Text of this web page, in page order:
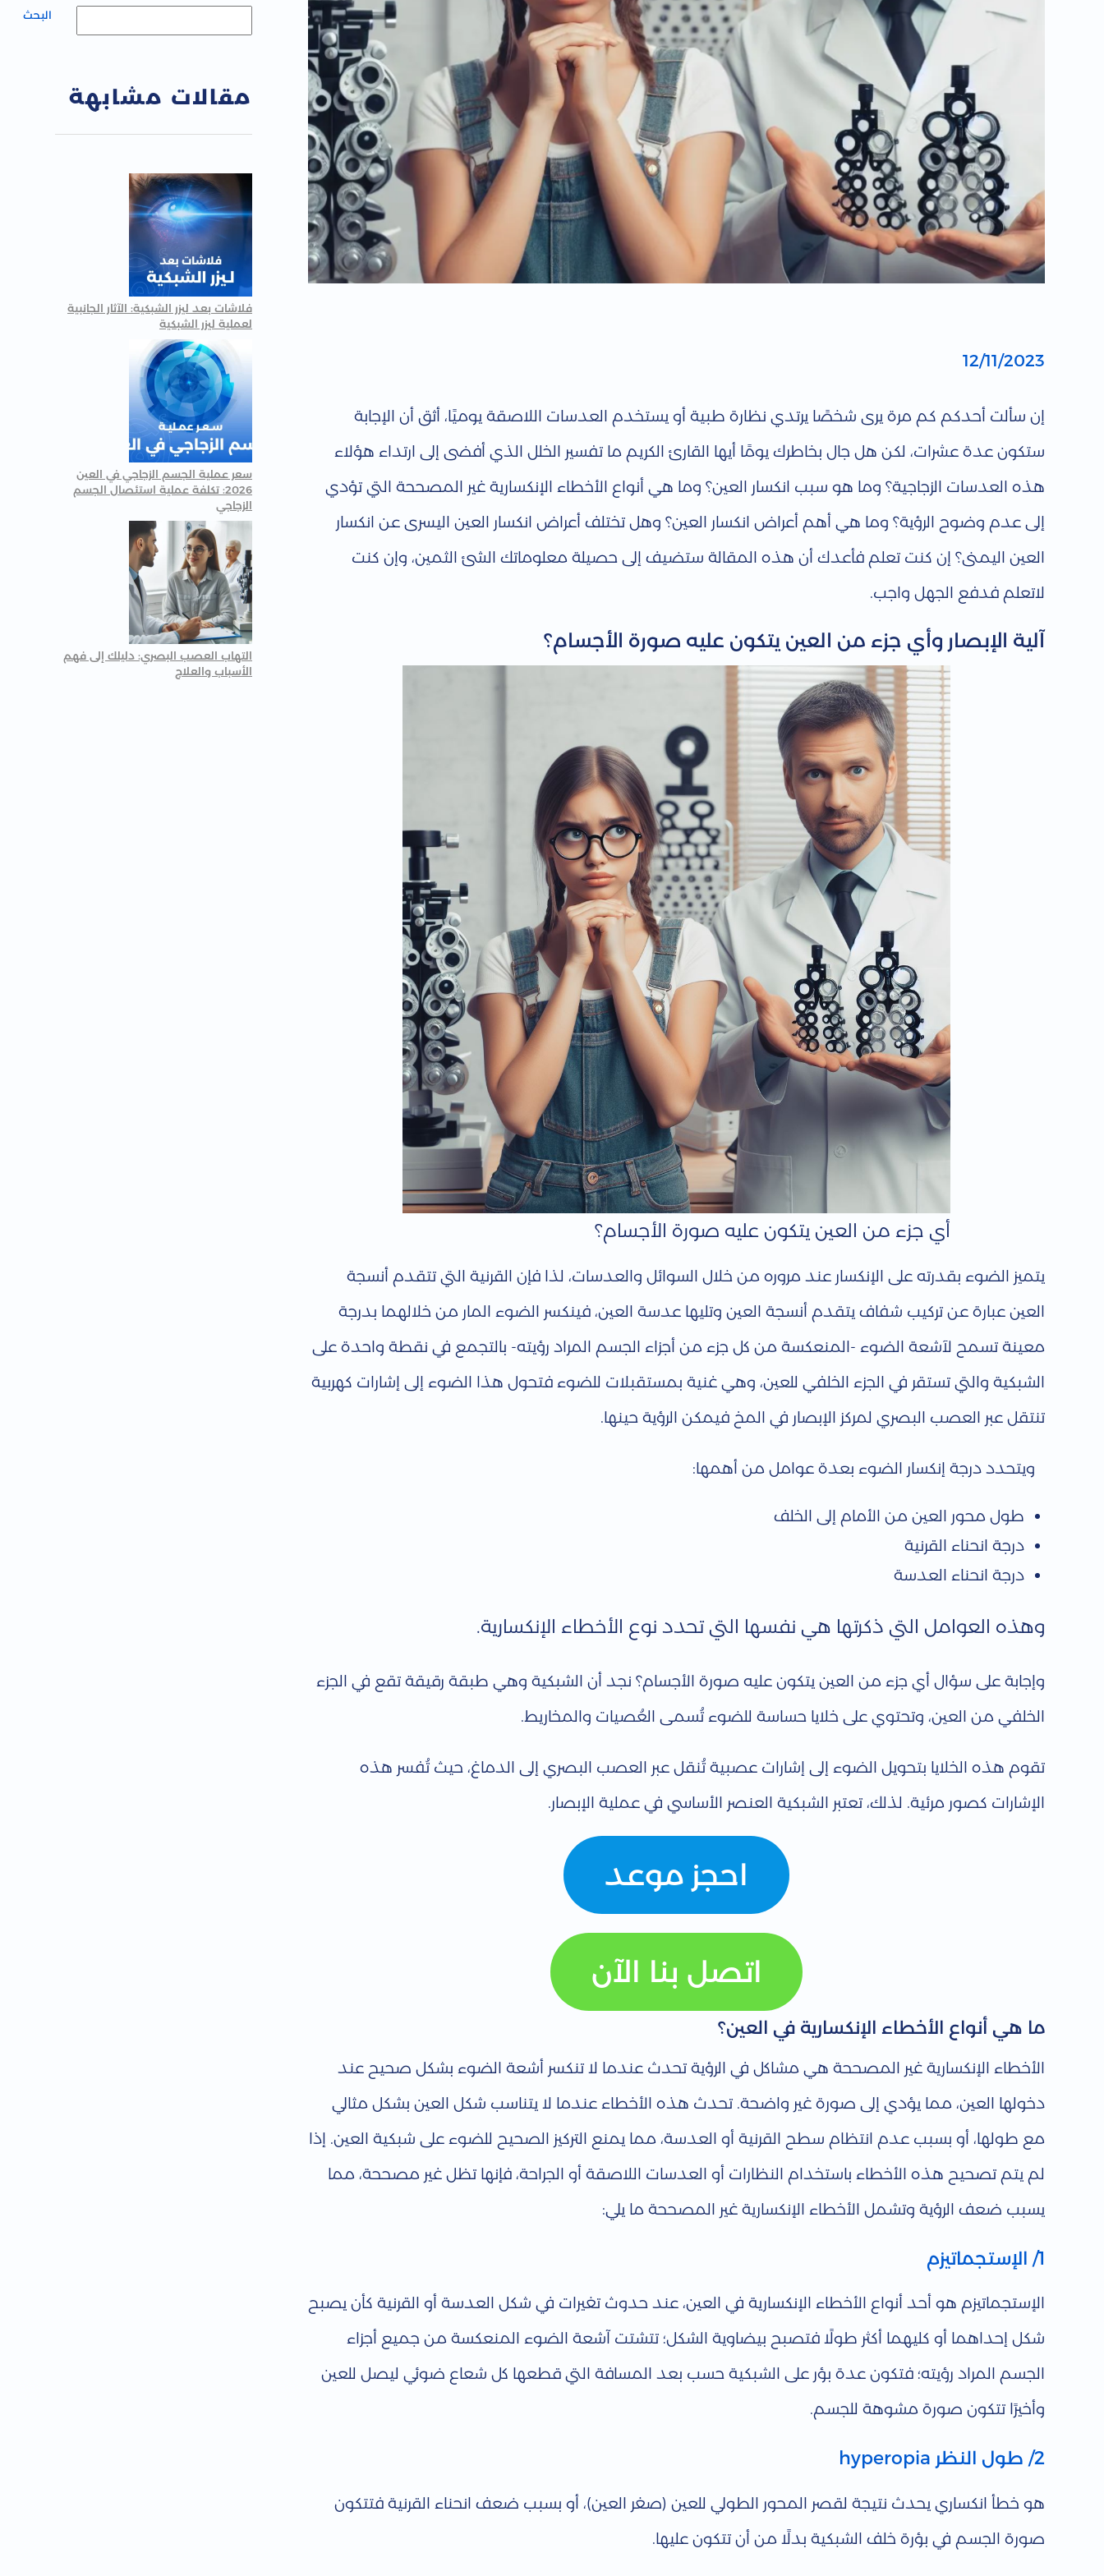
ج
و
ل
ة
ع
ا
م
ط
ا
ء
إ
ن
ك
س
ا
ر
ر
ي
ق
ة
ا
ل
ت
ع
ا
م
ل
12/11/2023
إن سألت أحدكم كم مرة يرى شخصًا يرتدي نظارة طبية أو يستخدم العدسات اللاصقة يوميًا، أثق أن الإجابة
ستكون عدة عشرات، لكن هل جال بخاطرك يومًا أيها القارئ الكريم ما تفسير الخلل الذي أفضى إلى ارتداء هؤلاء
هذه العدسات الزجاجية؟ وما هو سبب انكسار العين؟ وما هي أنواع الأخطاء الإنكسارية غير المصححة التي تؤدي
إلى عدم وضوح الرؤية؟ وما هي أهم أعراض انكسار العين؟ وهل تختلف أعراض انكسار العين اليسرى عن انكسار
العين اليمنى؟ إن كنت تعلم فأعدك أن هذه المقالة ستضيف إلى حصيلة معلوماتك الشئ الثمين، وإن كنت
لاتعلم فدفع الجهل واجب.
آلية الإبصار وأي جزء من العين يتكون عليه صورة الأجسام؟
أي جزء من العين يتكون عليه صورة الأجسام؟
يتميز الضوء بقدرته على الإنكسار عند مروره من خلال السوائل والعدسات، لذا فإن القرنية التي تتقدم أنسجة
العين عبارة عن تركيب شفاف يتقدم أنسجة العين وتليها عدسة العين، فينكسر الضوء المار من خلالهما بدرجة
معينة تسمح لآشعة الضوء -المنعكسة من كل جزء من أجزاء الجسم المراد رؤيته- بالتجمع في نقطة واحدة على
الشبكية والتي تستقر في الجزء الخلفي للعين، وهي غنية بمستقبلات للضوء فتحول هذا الضوء إلى إشارات كهربية
تنتقل عبر العصب البصري لمركز الإبصار في المخ فيمكن الرؤية حينها.
ويتحدد درجة إنكسار الضوء بعدة عوامل من أهمها:
طول محور العين من الأمام إلى الخلف
درجة انحناء القرنية
درجة انحناء العدسة
وهذه العوامل التي ذكرتها هي نفسها التي تحدد نوع الأخطاء الإنكسارية.
وإجابة على سؤال أي جزء من العين يتكون عليه صورة الأجسام؟ نجد أن الشبكية وهي طبقة رقيقة تقع في الجزء
الخلفي من العين، وتحتوي على خلايا حساسة للضوء تُسمى العُصيات والمخاريط.
تقوم هذه الخلايا بتحويل الضوء إلى إشارات عصبية تُنقل عبر العصب البصري إلى الدماغ، حيث تُفسر هذه
الإشارات كصور مرئية. لذلك، تعتبر الشبكية العنصر الأساسي في عملية الإبصار.
احجز موعد
اتصل بنا الآن
ما هي أنواع الأخطاء الإنكسارية في العين؟
الأخطاء الإنكسارية غير المصححة هي مشاكل في الرؤية تحدث عندما لا تنكسر أشعة الضوء بشكل صحيح عند
دخولها العين، مما يؤدي إلى صورة غير واضحة. تحدث هذه الأخطاء عندما لا يتناسب شكل العين بشكل مثالي
مع طولها، أو بسبب عدم انتظام سطح القرنية أو العدسة، مما يمنع التركيز الصحيح للضوء على شبكية العين. إذا
لم يتم تصحيح هذه الأخطاء باستخدام النظارات أو العدسات اللاصقة أو الجراحة، فإنها تظل غير مصححة، مما
يسبب ضعف الرؤية وتشمل الأخطاء الإنكسارية غير المصححة ما يلي:
1/ الإستجماتيزم
الإستجماتيزم هو أحد أنواع الأخطاء الإنكسارية في العين، عند حدوث تغيرات في شكل العدسة أو القرنية كأن يصبح
شكل إحداهما أو كليهما أكثر طولًا فتصبح بيضاوية الشكل؛ تتشتت آشعة الضوء المنعكسة من جميع أجزاء
الجسم المراد رؤيته؛ فتكون عدة بؤر على الشبكية حسب بعد المسافة التي قطعها كل شعاع ضوئي ليصل للعين
وأخيرًا تتكون صورة مشوهة للجسم.
2/ طول النظر hyperopia
هو خطأ انكساري يحدث نتيجة لقصر المحور الطولي للعين (صغر العين)، أو بسبب ضعف انحناء القرنية فتتكون
صورة الجسم في بؤرة خلف الشبكية بدلًا من أن تتكون عليها.
البحث
مقالات مشابهة
فلاشات بعد ليزر الشبكية: الآثار الجانبية
لعملية ليزر الشبكية
سعر عملية الجسم الزجاجي في العين
2026: تكلفة عملية استئصال الجسم
الزجاجي
التهاب العصب البصري: دليلك إلى فهم
الأسباب والعلاج